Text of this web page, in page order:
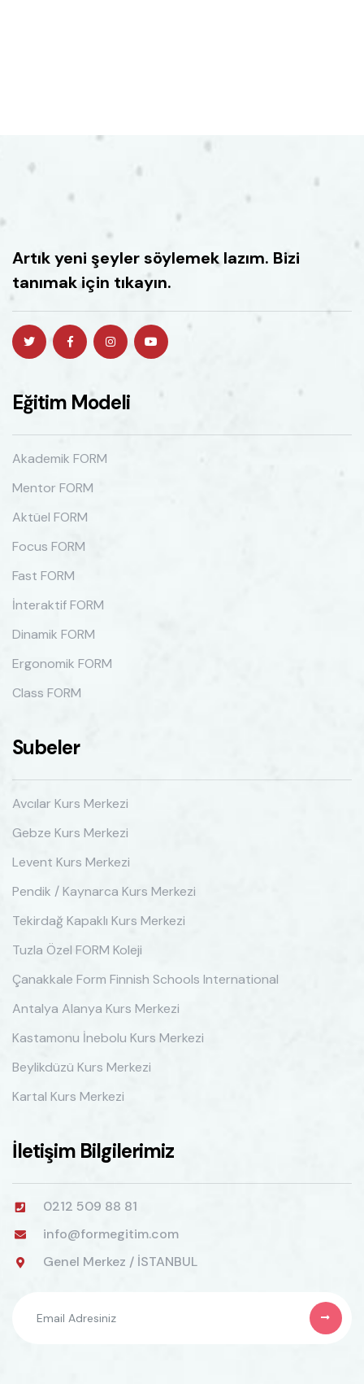
Artık yeni şeyler söylemek lazım. Bizi
tanımak için tıkayın.
Eğitim Modeli
Akademik FORM
Mentor FORM
Aktüel FORM
Focus FORM
Fast FORM
İnteraktif FORM
Dinamik FORM
Ergonomik FORM
Class FORM
Subeler
Avcılar Kurs Merkezi
Gebze Kurs Merkezi
Levent Kurs Merkezi
Pendik / Kaynarca Kurs Merkezi
Tekirdağ Kapaklı Kurs Merkezi
Tuzla Özel FORM Koleji
Çanakkale Form Finnish Schools International
Antalya Alanya Kurs Merkezi
Kastamonu İnebolu Kurs Merkezi
Beylikdüzü Kurs Merkezi
Kartal Kurs Merkezi
İletişim Bilgilerimiz
0212 509 88 81
info@formegitim.com
Genel Merkez / İSTANBUL